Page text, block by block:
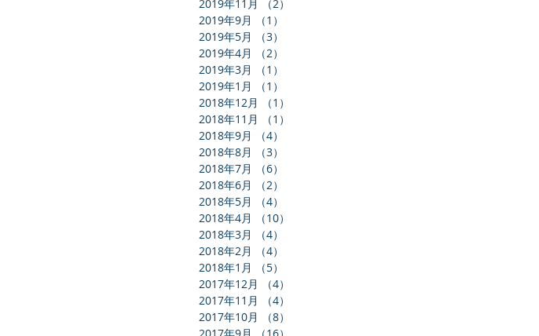
2019年11月
（2）
2019年9月
（1）
2019年5月
（3）
2019年4月
（2）
2019年3月
（1）
2019年1月
（1）
2018年12月
（1）
2018年11月
（1）
2018年9月
（4）
2018年8月
（3）
2018年7月
（6）
2018年6月
（2）
2018年5月
（4）
2018年4月
（10）
2018年3月
（4）
2018年2月
（4）
2018年1月
（5）
2017年12月
（4）
2017年11月
（4）
2017年10月
（8）